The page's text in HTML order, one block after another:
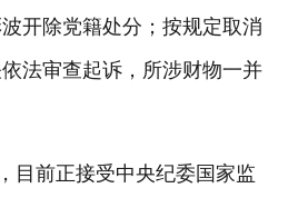
开除党籍处分；按规定取消
法审查起诉，所涉财物一并
目前正接受中央纪委国家监